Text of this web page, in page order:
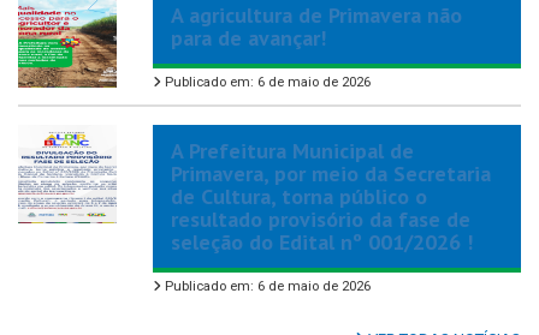
A agricultura de Primavera não
para de avançar!
Publicado em: 6 de maio de 2026
A Prefeitura Municipal de
Primavera, por meio da Secretaria
de Cultura, torna público o
resultado provisório da fase de
seleção do Edital nº 001/2026 !
Publicado em: 6 de maio de 2026